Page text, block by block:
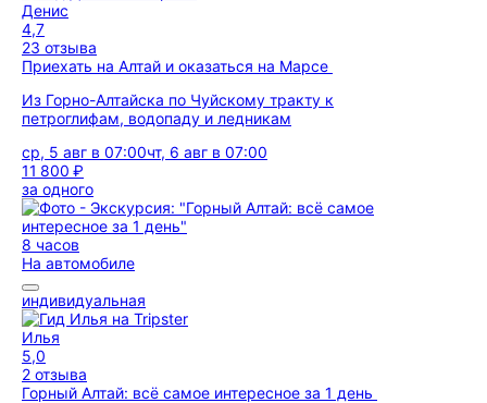
Денис
4,7
23 отзыва
Приехать на Алтай и оказаться на Марсе
Из Горно-Алтайска по Чуйскому тракту к
петроглифам, водопаду и ледникам
ср, 5 авг в 07:00чт, 6 авг в 07:00
11 800 ₽
за одного
8 часов
На автомобиле
индивидуальная
Илья
5,0
2 отзыва
Горный Алтай: всё самое интересное за 1 день